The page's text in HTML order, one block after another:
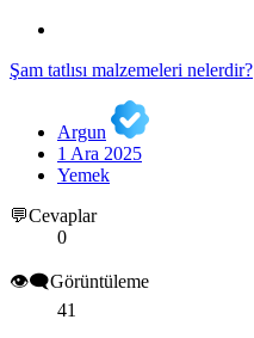
Şam tatlısı malzemeleri nelerdir?
Argun
1 Ara 2025
Yemek
💬Cevaplar
0
👁️‍🗨️Görüntüleme
41